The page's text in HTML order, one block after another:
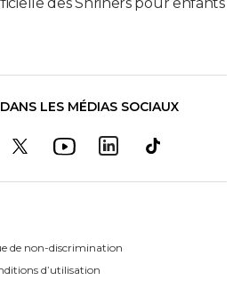
des Shriners pour enfants
LES MÉDIAS SOCIAUX
de non-discrimination
d’utilisation